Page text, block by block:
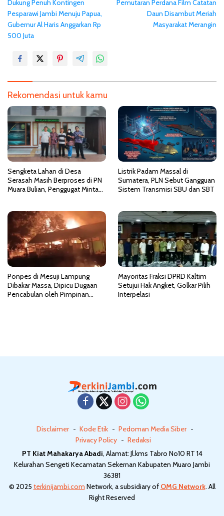
a
v
i
i
p
o
s
Dukung Penuh Kontingen
Pesparawi Jambi Menuju Papua,
Gubernur Al Haris Anggarkan Rp
500 Juta
Pemutaran Perdana Film Catatan
Daun Disambut Meriah
Masyarakat Merangin
Rekomendasi untuk kamu
Sengketa Lahan di Desa
Serasah Masih Berproses di PN
Muara Bulian, Penggugat Minta
Listrik Padam Massal di
Sumatera, PLN Sebut Gangguan
Sistem Transmisi SBU dan SBT
Ponpes di Mesuji Lampung
Dibakar Massa, Dipicu Dugaan
Pencabulan oleh Pimpinan
Mayoritas Fraksi DPRD Kaltim
Setujui Hak Angket, Golkar Pilih
Interpelasi
Disclaimer Kode Etik
Pedoman Media Siber
Privacy Policy
Redaksi
PT Kiat Mahakarya Abadi, Alamat: Jl.kms Tabro No10 RT 14
Kelurahan Sengeti Kecamatan Sekernan Kabupaten Muaro Jambi
36381
© 2025 terkinijambi.com Network, a subsidiary of OMG Network. All
Right Reserved